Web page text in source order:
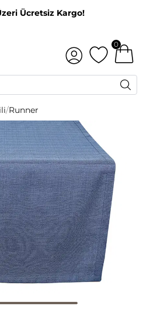
Ücretsiz Kargo!
0
/Runner